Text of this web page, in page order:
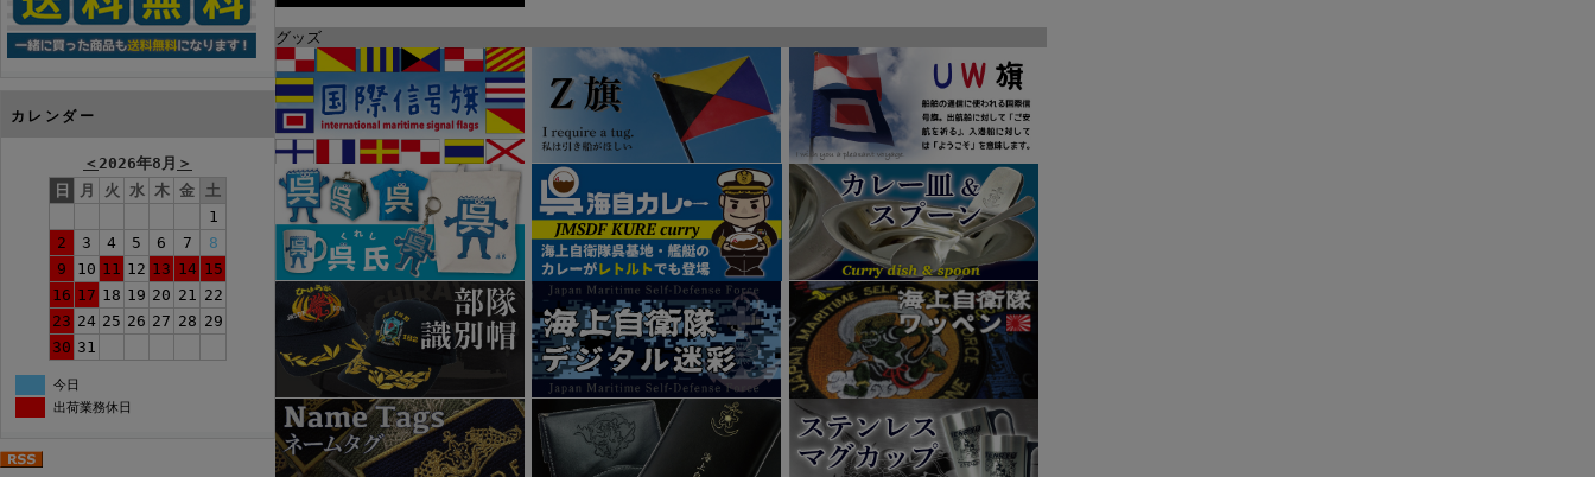
カレンダー
＜ 2026年8月 ＞
日
月 火 水 木 金 土
1
2
3 4 5 6 7
8
9
10 11 12 13 14 15
16 17 18 19 20 21 22
23 24 25 26 27 28 29
30 31
今日
出荷業務休日
グッズ